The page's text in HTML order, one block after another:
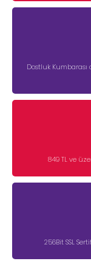
Dostluk
849 TL ve
256Bit SSL